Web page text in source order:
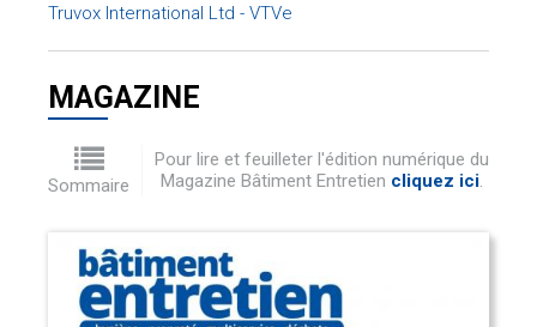
Truvox International Ltd - VTVe
MAGAZINE
Sommaire
Pour lire et feuilleter l'édition numérique du
Magazine Bâtiment Entretien cliquez ici.